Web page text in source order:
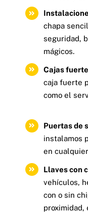
chapa
seguridad,
mágicos.
Cajas
caja fuerte
como el
Puertas de
instalamos
en
Llaves con
vehículos,
con o sin
proximidad,